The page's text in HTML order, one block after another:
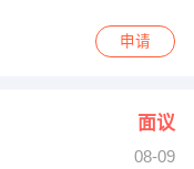
申请
面议
08-09